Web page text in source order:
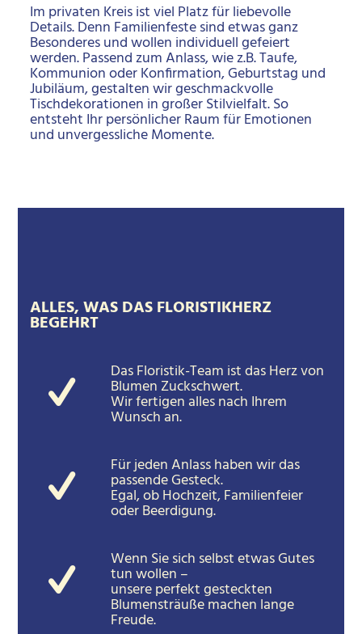
Im privaten Kreis ist viel Platz für liebevolle
Details. Denn Familienfeste sind etwas ganz
Besonderes und wollen individuell gefeiert
werden. Passend zum Anlass, wie z.B. Taufe,
Kommunion oder Konfirmation, Geburtstag und
Jubiläum, gestalten wir geschmackvolle
Tischdekorationen in großer Stilvielfalt. So
entsteht Ihr persönlicher Raum für Emotionen
und unvergessliche Momente.
ALLES, WAS DAS FLORISTIKHERZ
BEGEHRT
Das Floristik-Team ist das Herz von
Blumen Zuckschwert.
Wir fertigen alles nach Ihrem
Wunsch an.
Für jeden Anlass haben wir das
passende Gesteck.
Egal, ob Hochzeit, Familienfeier
oder Beerdigung.
Wenn Sie sich selbst etwas Gutes
tun wollen –
unsere perfekt gesteckten
Blumensträuße machen lange
Freude.